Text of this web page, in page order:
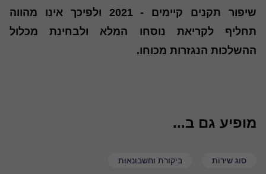
שיפור תקנים קיימים - 2021 ולפיכך אינו מהווה
תחליף לקריאת נוסחו המלא ולבחינת מכלול
ההשלכות הנגזרות מכוחו.
מופיע גם ב...
סוג שירות ביקורת וחשבונאות